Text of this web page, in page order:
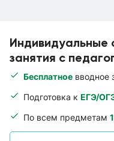
Индивидуальные
занятия с
Бесплатное вводное
Подготовка к ЕГЭ/
По всем предметам